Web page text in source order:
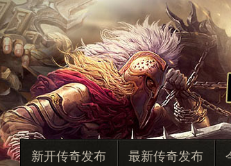
新开传奇发布 最新传奇发布